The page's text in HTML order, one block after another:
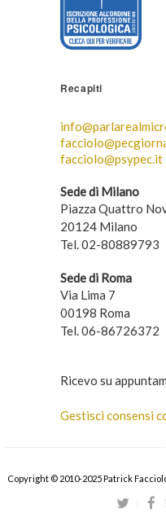
Recapiti
facciolo@psypec.it
Sede di Milano
Piazza Quattro
20124 Milano
Tel. 02-80889793
Sede di Roma
Via Lima 7
00198 Roma
Tel. 06-86726372
Ricevo su
Gestisci consensi
Copyright © 2010-2025 Patrick Facciolo